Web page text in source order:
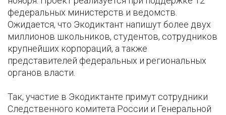
федеральных министерств и ведомств.
Ожидается, что Экодиктант напишут более двух
миллионов школьников, студентов, сотрудников
крупнейших корпораций, а также
представителей федеральных и региональных
органов власти.
Так, участие в Экодиктанте примут сотрудники
Следственного комитета России и Генеральной